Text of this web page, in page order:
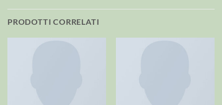
PRODOTTI CORRELATI